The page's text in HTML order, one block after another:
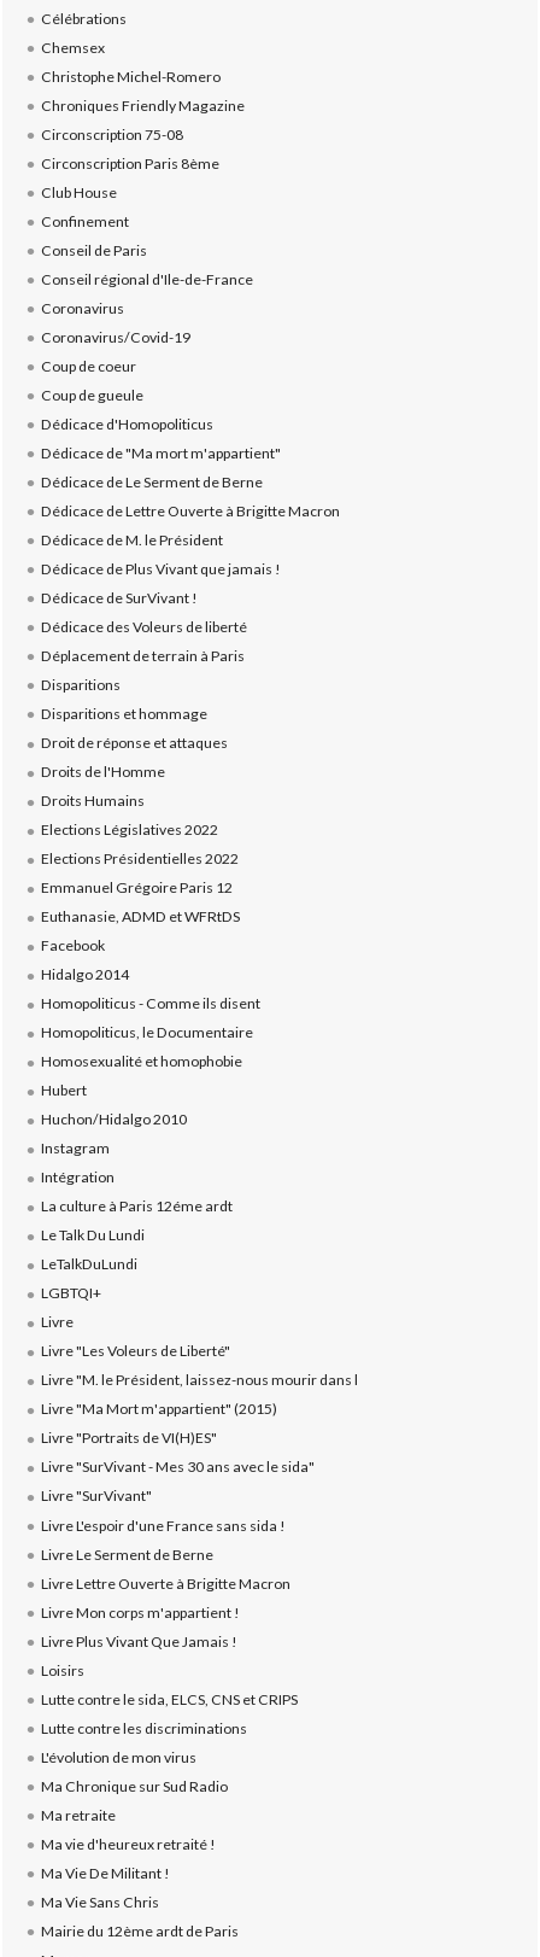
Célébrations
Chemsex
Christophe Michel-Romero
Chroniques Friendly Magazine
Circonscription 75-08
Circonscription Paris 8ème
Club House
Confinement
Conseil de Paris
Conseil régional d'Ile-de-France
Coronavirus
Coronavirus/Covid-19
Coup de coeur
Coup de gueule
Dédicace d'Homopoliticus
Dédicace de "Ma mort m'appartient"
Dédicace de Le Serment de Berne
Dédicace de Lettre Ouverte à Brigitte Macron
Dédicace de M. le Président
Dédicace de Plus Vivant que jamais !
Dédicace de SurVivant !
Dédicace des Voleurs de liberté
Déplacement de terrain à Paris
Disparitions
Disparitions et hommage
Droit de réponse et attaques
Droits de l'Homme
Droits Humains
Elections Législatives 2022
Elections Présidentielles 2022
Emmanuel Grégoire Paris 12
Euthanasie, ADMD et WFRtDS
Facebook
Hidalgo 2014
Homopoliticus - Comme ils disent
Homopoliticus, le Documentaire
Homosexualité et homophobie
Hubert
Huchon/Hidalgo 2010
Instagram
Intégration
La culture à Paris 12éme ardt
Le Talk Du Lundi
LeTalkDuLundi
LGBTQI+
Livre
Livre "Les Voleurs de Liberté"
Livre "M. le Président, laissez-nous mourir dans l
Livre "Ma Mort m'appartient" (2015)
Livre "Portraits de VI(H)ES"
Livre "SurVivant - Mes 30 ans avec le sida"
Livre "SurVivant"
Livre L'espoir d'une France sans sida !
Livre Le Serment de Berne
Livre Lettre Ouverte à Brigitte Macron
Livre Mon corps m'appartient !
Livre Plus Vivant Que Jamais !
Loisirs
Lutte contre le sida, ELCS, CNS et CRIPS
Lutte contre les discriminations
L'évolution de mon virus
Ma Chronique sur Sud Radio
Ma retraite
Ma vie d'heureux retraité !
Ma Vie De Militant !
Ma Vie Sans Chris
Mairie du 12ème ardt de Paris